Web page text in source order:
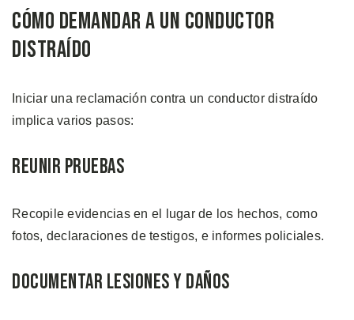
Cómo Demandar a un Conductor
Distraído
Iniciar una reclamación contra un conductor distraído
implica varios pasos:
Reunir Pruebas
Recopile evidencias en el lugar de los hechos, como
fotos, declaraciones de testigos, e informes policiales.
Documentar Lesiones y Daños